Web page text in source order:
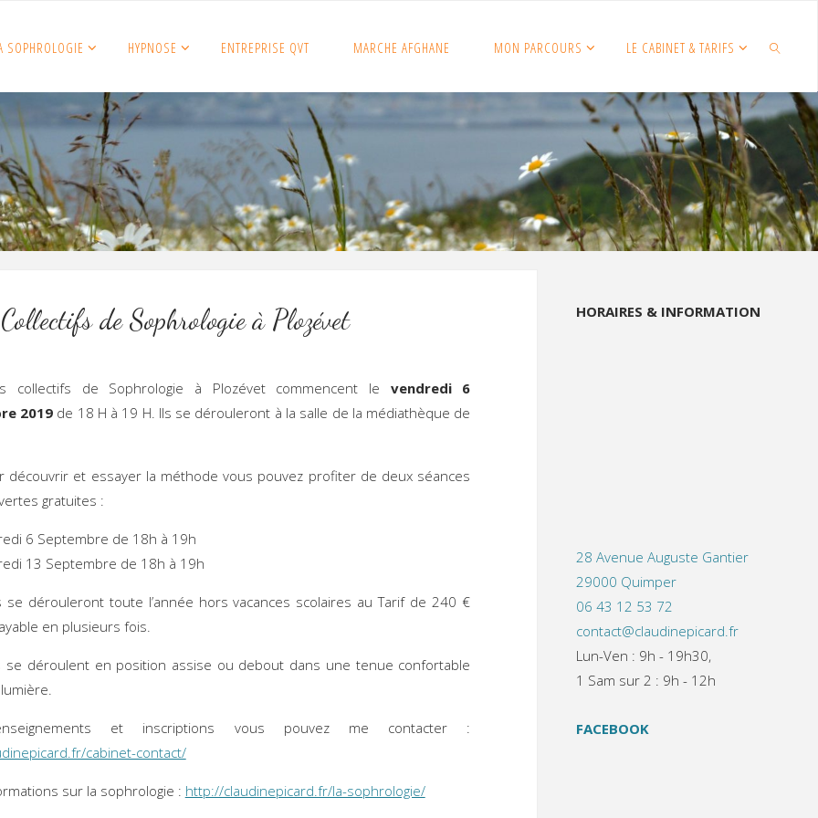
SOPHROLOGIE HYPNOSE ENTREPRISE QVT MARCHE AFGHANE MON PARCOURS LE CABINET & TARIFS
SEARCH
de Sophrologie à Plozévet
collectifs de Sophrologie à Plozévet commencent le vendredi 6
2019de 18 H à 19 H. Ils se dérouleront à la salle de la médiathèque de
découvrir et essayer la méthode vous pouvez profiter de deux séances
gratuites :
6 Septembre de 18h à 19h
13 Septembre de 18h à 19h
se dérouleront toute l’année hors vacances scolaires au Tarif de 240 €
en plusieurs fois.
se déroulent en position assise ou debout dans une tenue confortable
et inscriptions vous pouvez me contacter :
cabinet-contact/
sur la sophrologie : http://claudinepicard.fr/la-sophrologie/
HORAIRES & INFORMATION
28 Avenue Auguste Gantier
29000 Quimper
06 43 12 53 72
contact@claudinepicard.fr
Lun-Ven : 9h - 19h30,
1 Sam sur 2 : 9h - 12h
FACEBOOK